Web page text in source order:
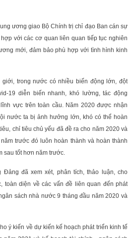
ương giao Bộ Chính trị chỉ đạo Ban cán sự
với các cơ quan liên quan tiếp tục nghiên
mới, đảm bảo phù hợp với tình hình kinh
trong nước có nhiều biến động lớn, đột
19 diễn biến nhanh, khó lường, tác động
vực trên toàn cầu. Năm 2020 được nhận
nước ta bị ảnh hưởng lớn, khó có thể hoàn
chỉ tiêu chủ yếu đã đề ra cho năm 2020 và
trước đó luôn hoàn thành và hoàn thành
sau tốt hơn năm trước.
Đảng đã xem xét, phân tích, thảo luận, cho
toàn diện về các vấn đề liên quan đến phát
sách nhà nước 9 tháng đầu năm 2020 và
ý kiến về dự kiến kế hoạch phát triển kinh tế